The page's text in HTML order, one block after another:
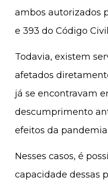
ambos autorizados
e 393 do Código
Todavia, existem
afetados
já se encontravam
descumprimento
efeitos da pandemia.
Nesses casos, é
capacidade dessas